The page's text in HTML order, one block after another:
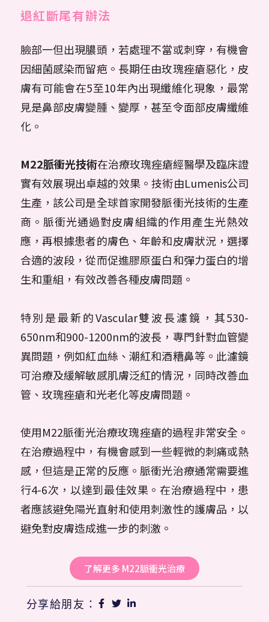
退紅斷尾有辦法
臉部一但出現膿頭，若處理不當或刺穿，有機會
因細菌感染而留疤。長期任由玫瑰痤瘡惡化，皮
膚有可能會在5至10年內出現纖維化現象，最常
見是鼻部皮膚變腫、變厚，甚至令面部皮膚纖維
化。
M22脈衝光技術在治療玫瑰痤瘡經醫學及臨床證
實有效展現出卓越的效果。技術由Lumenis公司
生產，該公司是全球首家開發脈衝光技術的生產
商。脈衝光通過對皮膚組織的作用產生光熱效
應，再根據患者的膚色、年齡和皮膚狀況，選擇
合適的波段，從而促進膠原蛋白和彈力蛋白的增
生和重組，有效改善各種皮膚問題。
特別是最新的Vascular雙波長濾鏡，其530-
650nm和900-1200nm的波長，專門針對血管變
異問題，例如紅血絲、潮紅和酒糟鼻等。此濾鏡
可治療及緩解敏感肌膚泛紅的情況，同時改善血
管、玫瑰痤瘡和光老化等皮膚問題。
使用M22脈衝光治療玫瑰痤瘡的過程非常安全。
在治療過程中，有機會感到一些輕微的刺痛或熱
感，但這是正常的反應。脈衝光治療通常需要進
行4-6次，以達到最佳效果。在治療過程中，患
者應該避免陽光直射和使用刺激性的護膚品，以
避免對皮膚造成進一步的刺激。
了解更多 M22脈衝光治療
分享給朋友：